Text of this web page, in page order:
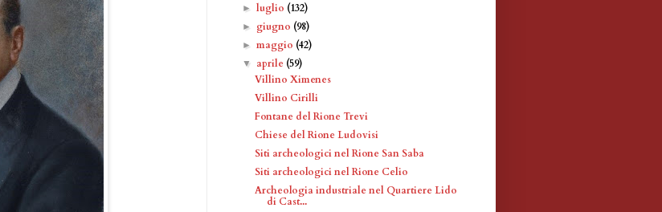
►luglio (132)
► giugno (98)
►maggio (42)
▼ aprile (59)
Villino Ximenes
Villino Cirilli
Fontane del Rione Trevi
Chiese del Rione Ludovisi
Siti archeologici nel Rione San Saba
Siti archeologici nel Rione Celio
Archeologia industriale nel Quartiere Lido
di Cast...